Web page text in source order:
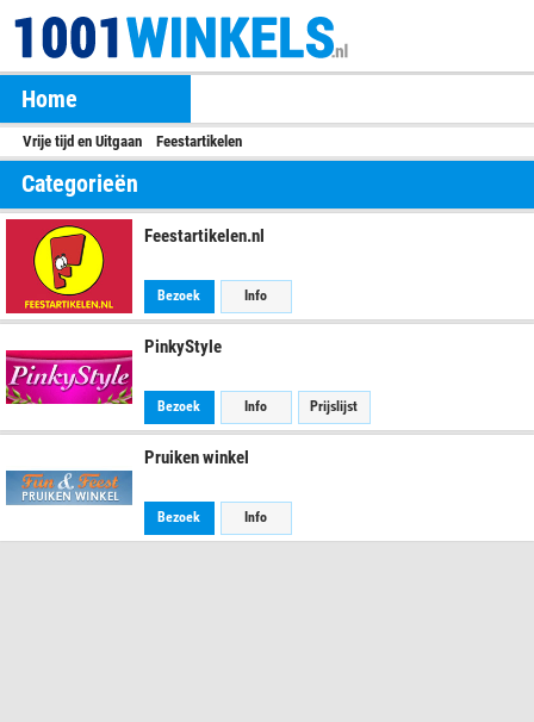
Home
Vrije tijd en Uitgaan Feestartikelen
Categorieën
Feestartikelen.nl
Bezoek Info
PinkyStyle
Bezoek Info Prijslijst
Pruiken winkel
Bezoek Info